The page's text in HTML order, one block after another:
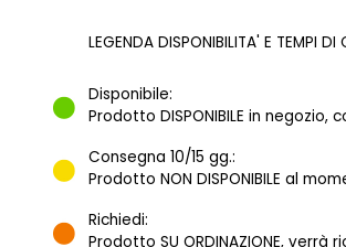
LEGENDA DISPONIBILITA' E TEMPI DI
Disponibile:
Prodotto DISPONIBILE in
Consegna 10/15 gg.:
Prodotto NON DISPONIBILE al
Richiedi:
Prodotto SU ORDINAZIONE,